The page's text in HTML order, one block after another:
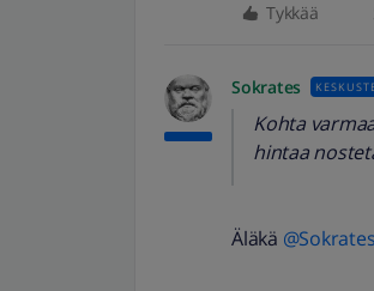
Tykkää
Sokrates
Kohta
hintaa
Äläkä @Sokrates